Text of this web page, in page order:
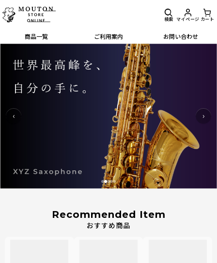
商品一覧 ご利用案内 お問い合わせ
検索 マイページ カート
‹ ›
Recommended Item